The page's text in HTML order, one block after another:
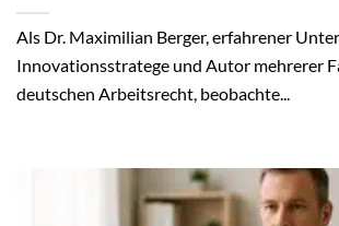
Als Dr. Maximilian Berger, erfahrener
Innovationsstratege und Autor mehrerer
deutschen Arbeitsrecht, beobachte...